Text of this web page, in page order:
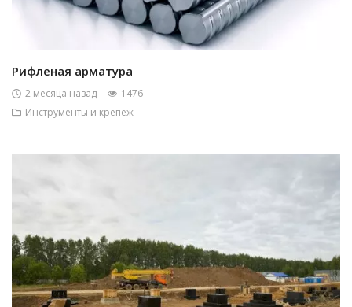
Рифленая арматура
2 месяца назад
1476
Инструменты и крепеж